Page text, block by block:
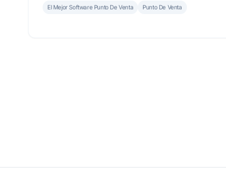
El Mejor Software Punto De Venta Punto De Venta